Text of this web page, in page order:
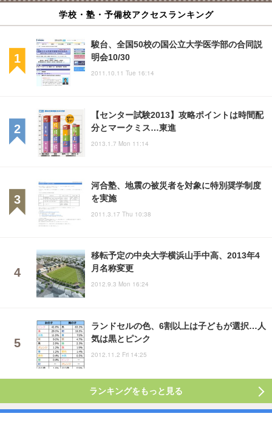
学校・塾・予備校アクセスランキング
駿台、全国50校の国公立大学医学部の合同説
明会10/30
2011.10.11 Tue 16:14
【センター試験2013】攻略ポイントは時間配
分とマークミス…東進
2013.1.7 Mon 11:14
河合塾、地震の被災者を対象に特別奨学制度
を実施
2011.3.17 Thu 10:38
移転予定の中央大学横浜山手中高、2013年4
月名称変更
2012.9.3 Mon 16:24
ランドセルの色、6割以上は子どもが選択…人
気は黒とピンク
2012.11.2 Fri 14:25
ランキングをもっと見る